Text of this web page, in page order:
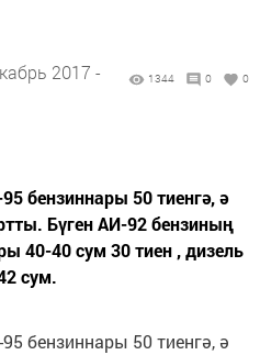
2017 -
1344 0 0
бензиннары 50 тиенгә, ә
Бүген АИ-92 бензиның
40-40 сум 30 тиен , дизель
сум.
бензиннары 50 тиенгә, ә